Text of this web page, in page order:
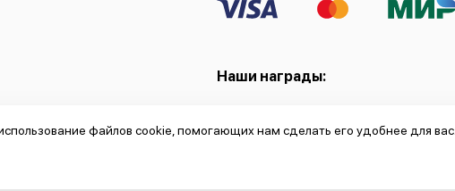
Наши награды:
файлов cookie, помогающих нам сделать его удобнее для вас.